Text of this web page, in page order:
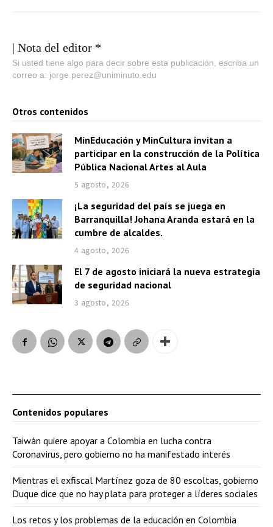
| Nota del editor *
Si usted tiene algo para decir sobre esta publicación, escriba un
correo a: jorge.perez@uniminuto.edu
Otros contenidos
MinEducación y MinCultura invitan a
participar en la construcción de la Política
Pública Nacional Artes al Aula
5 agosto, 2026
¡La seguridad del país se juega en
Barranquilla! Johana Aranda estará en la
cumbre de alcaldes.
4 agosto, 2026
El 7 de agosto iniciará la nueva estrategia
de seguridad nacional
3 agosto, 2026
Contenidos populares
Taiwán quiere apoyar a Colombia en lucha contra
Coronavirus, pero gobierno no ha manifestado interés
Mientras el exfiscal Martínez goza de 80 escoltas, gobierno
Duque dice que no hay plata para proteger a líderes sociales
Los retos y los problemas de la educación en Colombia